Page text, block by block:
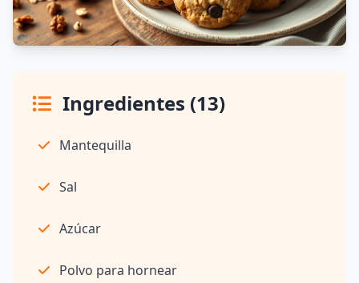
Ingredientes (13)
Mantequilla
Sal
Azúcar
Polvo para hornear